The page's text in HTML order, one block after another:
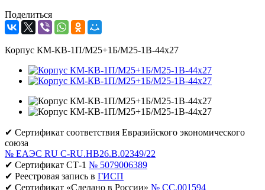
Поделиться
Корпус КМ-КВ-1П/М25+1Б/М25-1В-44х27
✔ Сертификат соответствия Евразийского экономического
союза
№ ЕАЭС RU C-RU.НВ26.В.02349/22
✔ Сертификат СТ-1 № 5079006389
✔ Реестровая запись в ГИСП
✔ Сертификат «Сделано в России» № CC.001594